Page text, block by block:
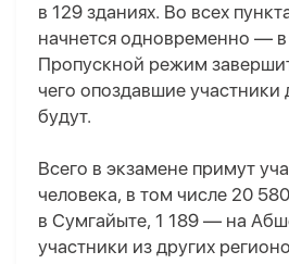
в 129 зданиях. Во всех
начнется одновременно — в
Пропускной режим
чего опоздавшие участники
будут.
Всего в экзамене примут
человека, в том числе 20
в Сумгайыте, 1 189 — на
участники из других